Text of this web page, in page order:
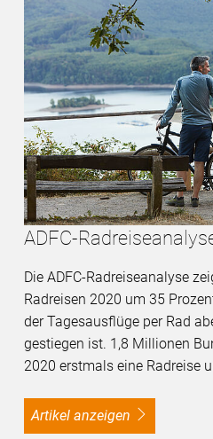
ADFC-
Die ADFC-Radreiseanalyse
Radreisen 2020 um 35
der Tagesausflüge per Rad
gestiegen ist. 1,8 Millionen
2020 erstmals eine Radreise
Artikel anzeigen